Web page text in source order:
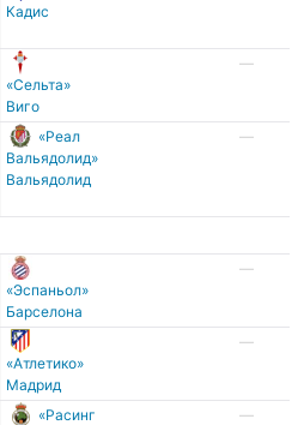
Кадис
«Сельта»
Виго
—
«Реал
Вальядолид»
Вальядолид
—
«Эспаньол»
Барселона
—
«Атлетико»
Мадрид
—
«Расинг
—